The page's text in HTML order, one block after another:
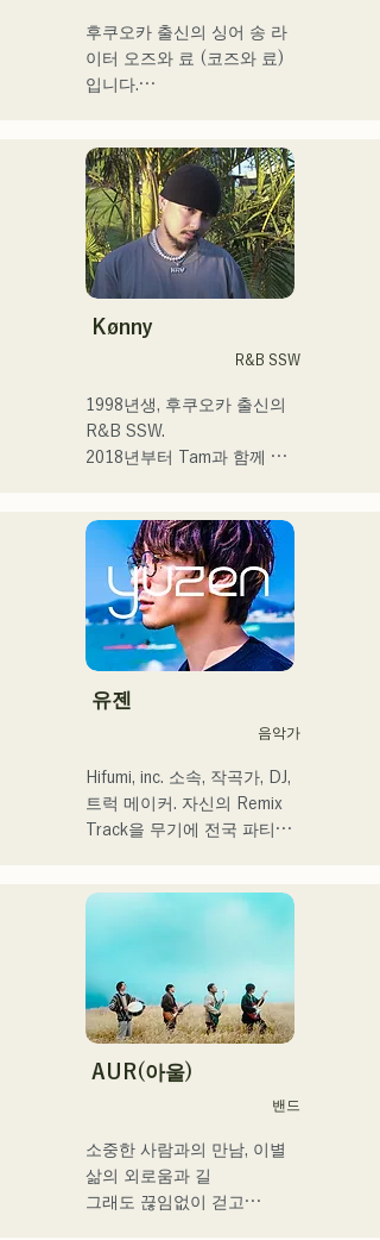
후쿠오카 출신의 싱어 송 라
이터 오즈와 료 (코즈와 료)
입니다.
상 라이브, TikTok 전달, 이
벤트 등에 출연하면서 활동
하고 있습니다!
어린 시절부터 음악을 좋아
합니다.
고등학교에 들어간 후 사람
었습니다.
한사람 한사람에게 다가가는
음악을 만들어 가고 싶습니
・campuscollection2022 그
랑프리
・오리지널 곡 「푸딩」이
2024년 KBC 라디오 오프닝
곡으로 채용된다
2024년 12월 24일에 다이마
루 파사주 광장에서 열리는
자선 뮤직슨에 출연 예정
Kønny
R&B SSW
1998년생, 후쿠오카 출신의
R&B SSW.
2018년부터 Tam과 함께
중심으로 음악 활동을 개시.
2022년부터 Kønny로서 솔
로 명의에서도 활동을 개시.
어린 시절부터 영향을 받은
90's와 00's의 R&B 뮤직을
캡처해 신선한 사운드를 추
구하고 있다. 달콤한 목소리
세련된 스타일에 주목해 주
셨으면 한다.
유젠
음악가
Hifumi, inc. 소속, 작곡가, DJ,
트럭 메이커. 자신의 Remix
Track을 무기에 전국 파티에
가되고 있다.
「Porter Robinson JAPAN
tour」 「VIRTUAFREAK@
신키바 AGEHA」 등 다수 출
연
최근에는 송 라이팅, 리믹스
워크를 정력적으로 실시하고
있어, VTuber 「텐키 오코
메」라고 퓨처링한 「Life
AUR(아울)
밴드
소중한 사람과의 만남, 이별
삶의 외로움과 길
그래도 끊임없이 걷고